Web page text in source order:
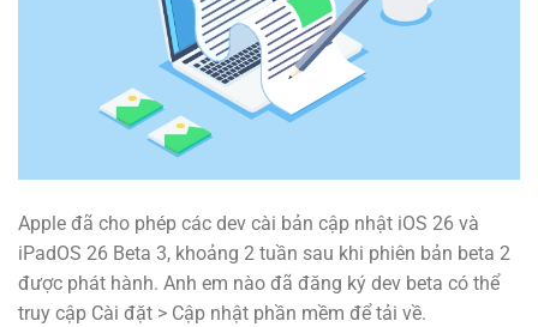
Apple đã cho phép các dev cài bản cập nhật iOS 26 và
iPadOS 26 Beta 3, khoảng 2 tuần sau khi phiên bản beta 2
được phát hành. Anh em nào đã đăng ký dev beta có thể
truy cập Cài đặt > Cập nhật phần mềm để tải về.